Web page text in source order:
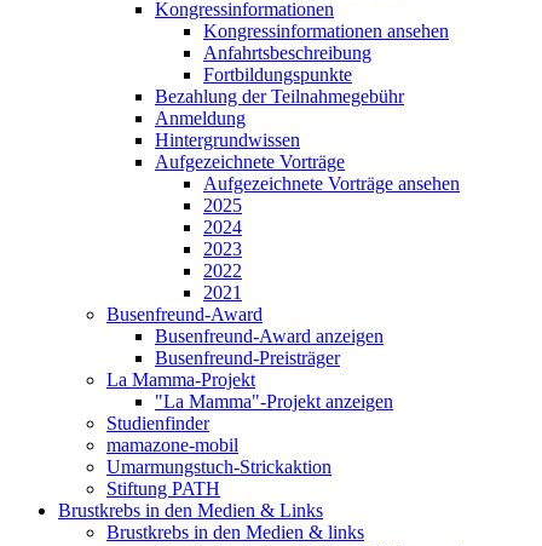
Kongressinformationen
Kongressinformationen ansehen
Anfahrtsbeschreibung
Fortbildungspunkte
Bezahlung der Teilnahmegebühr
Anmeldung
Hintergrundwissen
Aufgezeichnete Vorträge
Aufgezeichnete Vorträge ansehen
2025
2024
2023
2022
2021
Busenfreund-Award
Busenfreund-Award anzeigen
Busenfreund-Preisträger
La Mamma-Projekt
"La Mamma"-Projekt anzeigen
Studienfinder
mamazone-mobil
Umarmungstuch-Strickaktion
Stiftung PATH
Brustkrebs in den Medien & Links
Brustkrebs in den Medien & links